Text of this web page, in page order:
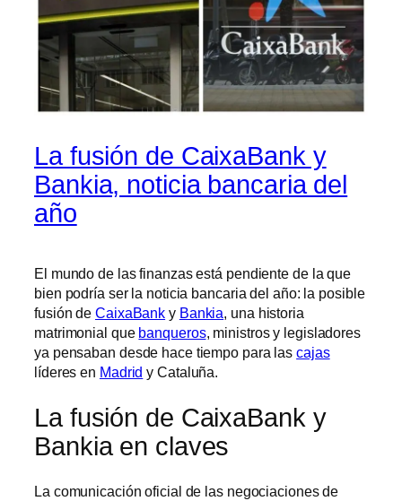
La fusión de CaixaBank y
Bankia, noticia bancaria del
año
El mundo de las finanzas está pendiente de la que
bien podría ser la noticia bancaria del año: la posible
fusión deCaixaBank y Bankia, una historia
matrimonial que banqueros, ministros y legisladores
ya pensaban desde hace tiempo para lascajas
líderes en Madrid y Cataluña.
La fusión de CaixaBank y
Bankia en claves
La comunicación oficial de las negociaciones de